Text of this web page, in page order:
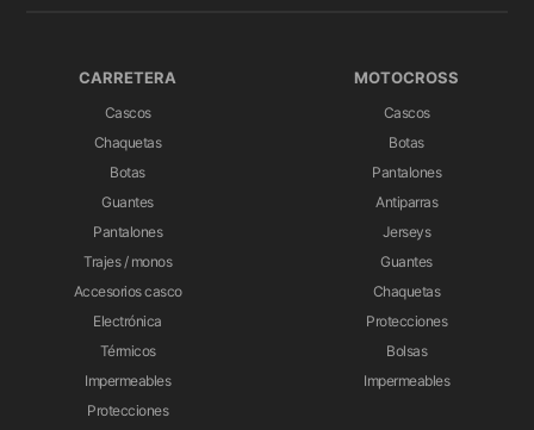
CARRETERA
Cascos
Chaquetas
Botas
Guantes
Pantalones
Trajes / monos
Accesorios casco
Electrónica
Térmicos
Impermeables
Protecciones
MOTOCROSS
Cascos
Botas
Pantalones
Antiparras
Jerseys
Guantes
Chaquetas
Protecciones
Bolsas
Impermeables